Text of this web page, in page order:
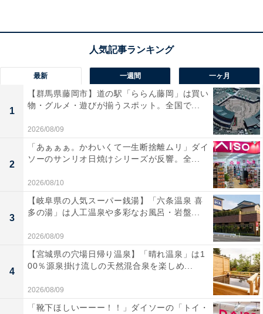
最新 一週間 一ヶ月
1
【群馬県藤岡市】道の駅「ららん藤岡」は買い
物・グルメ・遊びが揃うスポット。全国で...
2026/08/09
2
「あぁぁぁ。かわいくて一生断捨離ムリ」ダイ
ソーのサンリオ日焼けシリーズが反響。全...
2026/08/10
3
【岐阜県の人気スーパー銭湯】「六条温泉 喜
多の湯」は人工温泉や多彩なお風呂・岩盤...
2026/08/09
4
【宮城県の穴場日帰り温泉】「晴れ温泉」は1
00％源泉掛け流しの天然混合泉を楽しめ...
2026/08/09
「靴下ほしいーーー！！」ダイソーの「トイ・